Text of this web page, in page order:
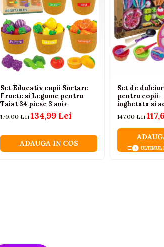
Set Educativ copii Sortare
Fructe si Legume pentru
Taiat 34 piese 3 ani+
170,00 Lei134,99 Lei
ADAUGA IN COS
Set de
pentru copii
inghetata si
147,00 Lei
ULTIMUL